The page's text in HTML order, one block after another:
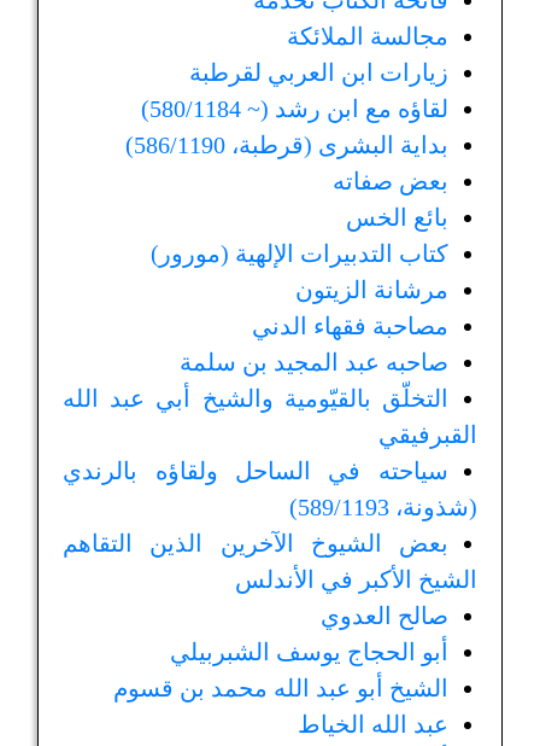
مجالسة الملائكة
زيارات ابن العربي لقرطبة
لقاؤه مع ابن رشد (~ 580/1184)
بداية البشرى (قرطبة، 586/1190)
بعض صفاته
بائع الخس
كتاب التدبيرات الإلهية (مورور)
مرشانة الزيتون
مصاحبة فقهاء الدني
صاحبه عبد المجيد بن سلمة
التخلّق بالقيّومية والشيخ أبي عبد الله
القبرفيقي
سياحته في الساحل ولقاؤه بالرندي
(شذونة، 589/1193)
بعض الشيوخ الآخرين الذين التقاهم
الشيخ الأكبر في الأندلس
صالح العدوي
أبو الحجاج يوسف الشبربيلي
الشيخ أبو عبد الله محمد بن قسوم
عبد الله الخياط